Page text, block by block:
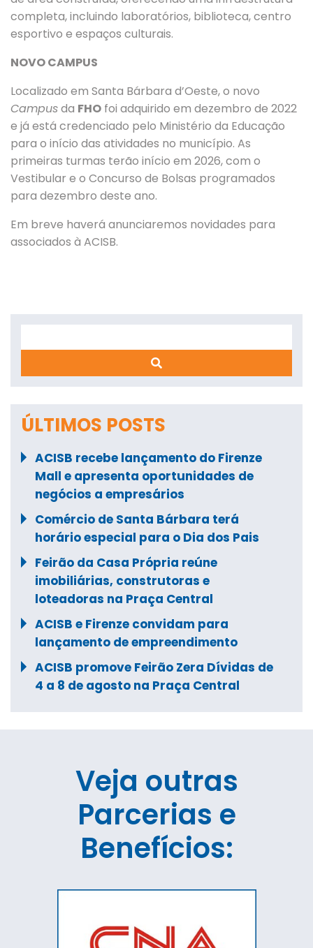
completa, incluindo laboratórios, biblioteca, centro
esportivo e espaços culturais.
NOVO CAMPUS
Localizado em Santa Bárbara d’Oeste, o novo
Campusda FHO foi adquirido em dezembro de 2022
e já está credenciado pelo Ministério da Educação
para o início das atividades no município. As
primeiras turmas terão início em 2026, com o
Vestibular e o Concurso de Bolsas programados
para dezembro deste ano.
Em breve haverá anunciaremos novidades para
associados à ACISB.
ÚLTIMOS POSTS
ACISB recebe lançamento do Firenze
Mall e apresenta oportunidades de
negócios a empresários
Comércio de Santa Bárbara terá
horário especial para o Dia dos Pais
Feirão da Casa Própria reúne
imobiliárias, construtoras e
loteadoras na Praça Central
ACISB e Firenze convidam para
lançamento de empreendimento
ACISB promove Feirão Zera Dívidas de
4 a 8 de agosto na Praça Central
Veja outras
Parcerias e
Benefícios: